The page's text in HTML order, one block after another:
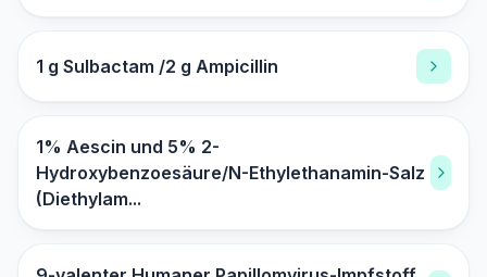
1 g Sulbactam /2 g Ampicillin
1% Aescin und 5% 2-
Hydroxybenzoesäure/N-Ethylethanamin-Salz
(Diethylam...